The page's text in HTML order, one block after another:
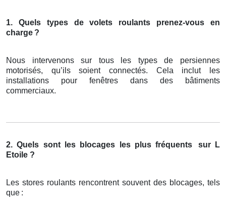
1. Quels types de volets roulants prenez-vous en
charge ?
Nous intervenons sur tous les types de persiennes
motorisés, qu’ils soient connectés. Cela inclut les
installations pour fenêtres dans des bâtiments
commerciaux.
2. Quels sont les blocages les plus fréquents
sur L
Etoile ?
Les stores roulants rencontrent souvent des blocages, tels
que :